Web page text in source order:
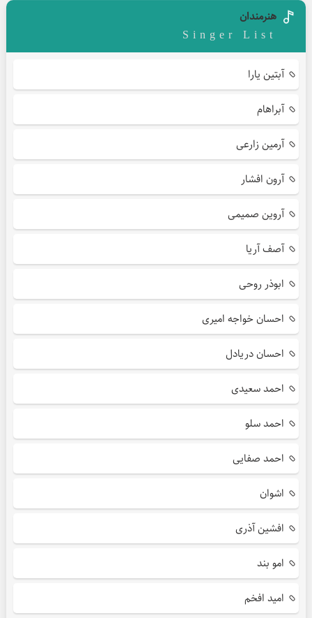
هنرمندان
Singer List
آبتین یارا
آبراهام
آرمین زارعی
آرون افشار
آروین صمیمی
آصف آریا
ابوذر روحی
احسان خواجه امیری
احسان دریادل
احمد سعیدی
احمد سلو
احمد صفایی
اشوان
افشین آذری
امو بند
امید افخم